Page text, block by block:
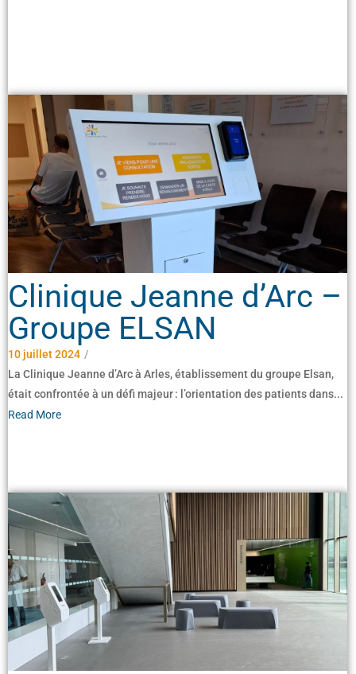
Clinique Jeanne d’Arc –
Groupe ELSAN
10 juillet 2024 /
La Clinique Jeanne d’Arc à Arles, établissement du groupe Elsan,
était confrontée à un défi majeur : l’orientation des patients dans...
Read More